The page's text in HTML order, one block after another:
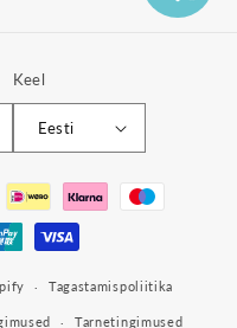
Keel
Eesti
Tagastamispoliitika
Tarnetingimused